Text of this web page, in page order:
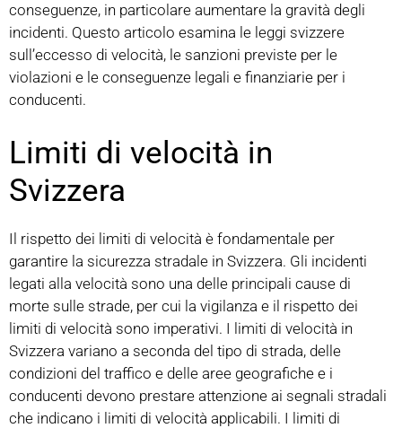
conseguenze, in particolare aumentare la gravità degli
incidenti. Questo articolo esamina le leggi svizzere
sull’eccesso di velocità, le sanzioni previste per le
violazioni e le conseguenze legali e finanziarie per i
conducenti.
Limiti di velocità in
Svizzera
Il rispetto dei limiti di velocità è fondamentale per
garantire la sicurezza stradale in Svizzera. Gli incidenti
legati alla velocità sono una delle principali cause di
morte sulle strade, per cui la vigilanza e il rispetto dei
limiti di velocità sono imperativi. I limiti di velocità in
Svizzera variano a seconda del tipo di strada, delle
condizioni del traffico e delle aree geografiche e i
conducenti devono prestare attenzione ai segnali stradali
che indicano i limiti di velocità applicabili. I limiti di